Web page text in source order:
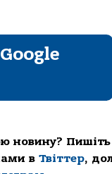
новину?
в Твіттер,